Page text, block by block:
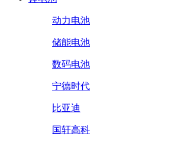
动力电池
储能电池
数码电池
宁德时代
比亚迪
国轩高科